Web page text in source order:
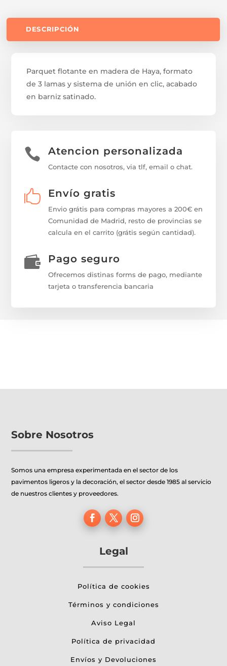
DESCRIPCIÓN
Parquet flotante en madera de Haya, formato
de 3 lamas y sistema de unión en clic, acabado
en barniz satinado.
 Atencion personalizada
Contacte con nosotros, via tlf, email o chat.
 Envío gratis
Envio grátis para compras mayores a 200€ en
Comunidad de Madrid, resto de provincias se
calcula en el carrito (grátis según cantidad).
 Pago seguro
Ofrecemos distinas forms de pago, mediante
tarjeta o transferencia bancaria
Sobre Nosotros
Somos una empresa experimentada en el sector de los
pavimentos ligeros y la decoración, el sector desde 1985 al servicio
de nuestros clientes y proveedores.
Legal
Política de cookies
Términos y condiciones
Aviso Legal
Política de privacidad
Envíos y Devoluciones